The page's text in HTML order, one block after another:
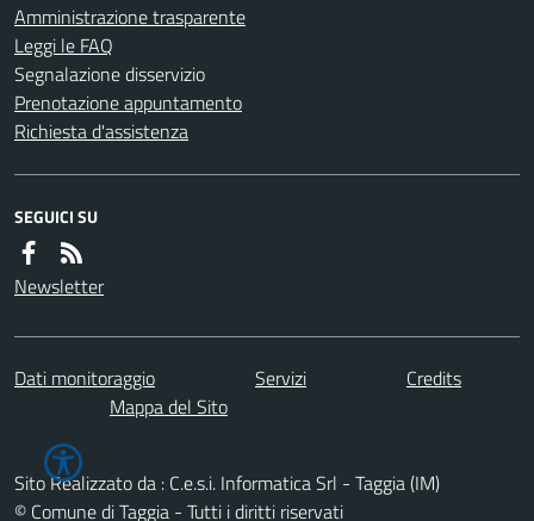
Amministrazione trasparente
Leggi le FAQ
Segnalazione disservizio
Prenotazione appuntamento
Richiesta d'assistenza
SEGUICI SU
Newsletter
Dati monitoraggio Servizi
Credits
Mappa del Sito
Sito Realizzato da : C.e.s.i. Informatica Srl - Taggia (IM)
© Comune di Taggia - Tutti i diritti riservati